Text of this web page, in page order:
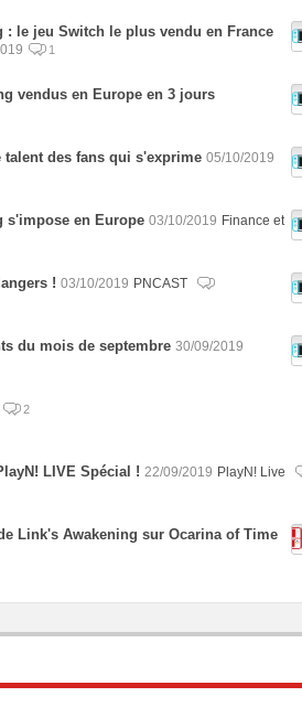
le jeu Switch le plus vendu en France
1
vendus en Europe en 3 jours
des fans qui s'exprime 05/10/2019
s'impose en Europe 03/10/2019 Finance et
! 03/10/2019 PNCAST
du mois de septembre 30/09/2019
2
LIVE Spécial ! 22/09/2019 PlayN! Live
Link's Awakening sur Ocarina of Time